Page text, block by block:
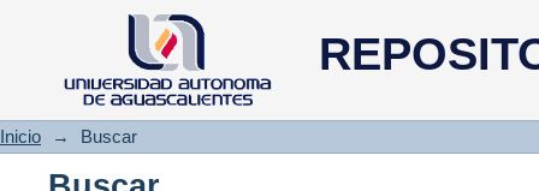
Buscar
Inicio → Buscar